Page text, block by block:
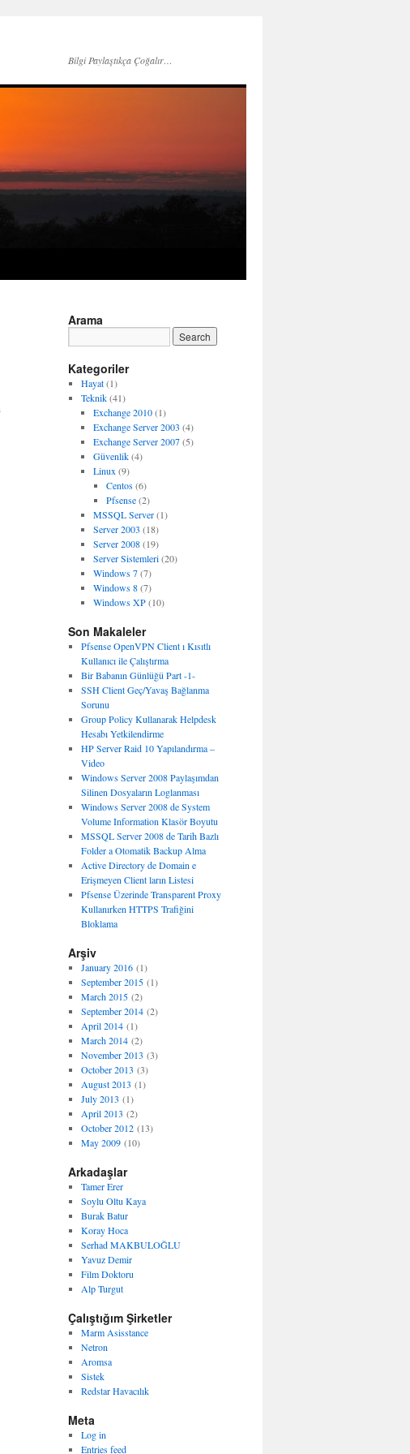
Bilgi Paylaştıkça Çoğalır…
Arama
Kategoriler
Hayat(1)
Teknik(41)
Exchange 2010(1)
Exchange Server 2003 (4)
Exchange Server 2007(5)
Güvenlik(4)
Linux (9)
Centos(6)
Pfsense(2)
MSSQL Server(1)
Server 2003 (18)
Server 2008(19)
Server Sistemleri(20)
Windows 7(7)
Windows 8(7)
Windows XP(10)
Son Makaleler
Pfsense OpenVPN Client ı Kısıtlı
Kullanıcı ile Çalıştırma
Bir Babanın Günlüğü Part -1-
SSH Client Geç/Yavaş Bağlanma
Sorunu
Group Policy Kullanarak Helpdesk
Hesabı Yetkilendirme
HP Server Raid 10 Yapılandırma –
Video
Windows Server 2008 Paylaşımdan
Silinen Dosyaların Loglanması
Windows Server 2008 de System
Volume Information Klasör Boyutu
MSSQL Server 2008 de Tarih Bazlı
Folder a Otomatik Backup Alma
Active Directory de Domain e
Erişmeyen Client ların Listesi
Pfsense Üzerinde Transparent Proxy
Kullanırken HTTPS Trafiğini
Bloklama
Arşiv
January 2016(1)
September 2015(1)
March 2015(2)
September 2014(2)
April 2014(1)
March 2014(2)
November 2013 (3)
October 2013 (3)
August 2013 (1)
July 2013 (1)
April 2013 (2)
October 2012(13)
May 2009(10)
Arkadaşlar
Tamer Erer
Soylu Oltu Kaya
Burak Batur
Koray Hoca
Serhad MAKBULOĞLU
Yavuz Demir
Film Doktoru
Alp Turgut
Çalıştığım Şirketler
Marm Asisstance
Netron
Aromsa
Sistek
Redstar Havacılık
Meta
Log in
Entries feed